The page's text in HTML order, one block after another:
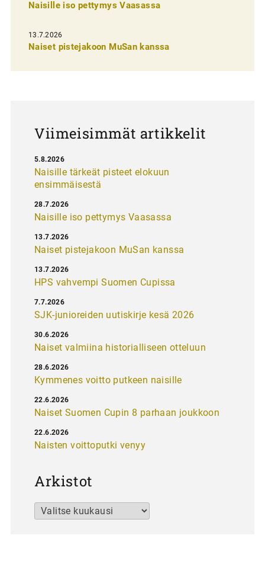
n
e
Naisille iso pettymys Vaasassa
13.7.2026
Naiset pistejakoon MuSan kanssa
Viimeisimmät artikkelit
Naisille tärkeät pisteet elokuun
ensimmäisestä
5.8.2026
Naisille iso pettymys Vaasassa
28.7.2026
Naiset pistejakoon MuSan kanssa
13.7.2026
HPS vahvempi Suomen Cupissa
13.7.2026
SJK-junioreiden uutiskirje kesä 2026
7.7.2026
Naiset valmiina historialliseen otteluun
30.6.2026
Kymmenes voitto putkeen naisille
28.6.2026
Naiset Suomen Cupin 8 parhaan joukkoon
22.6.2026
Naisten voittoputki venyy
22.6.2026
Arkistot
Arkistot